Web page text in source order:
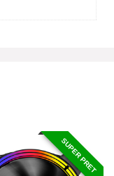
SUPER PRET